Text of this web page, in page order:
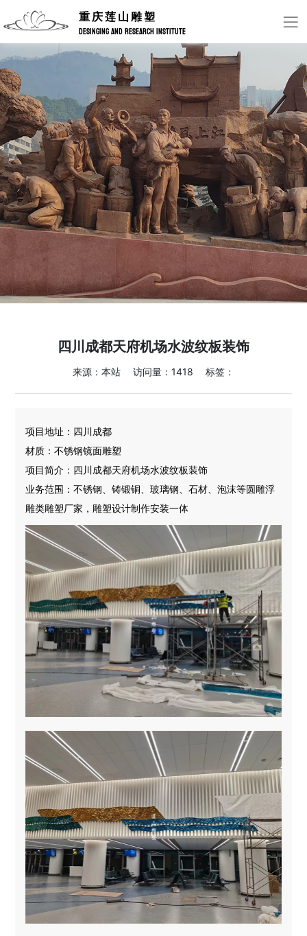
重庆莲山雕塑
DESINGING AND RESEARCH INSTITUTE
四川成都天府机场水波纹板装饰
来源：本站 访问量：1418 标签：
项目地址：四川成都
材质：不锈钢镜面雕塑
项目简介：四川成都天府机场水波纹板装饰
业务范围：不锈钢、铸锻铜、玻璃钢、石材、泡沫等圆雕浮
雕类雕塑厂家，雕塑设计制作安装一体